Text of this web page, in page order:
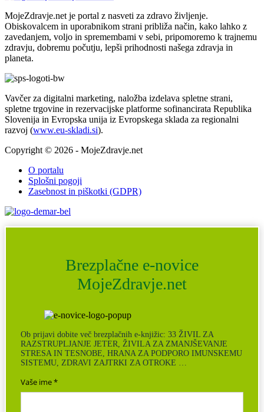
MojeZdravje.net je portal z nasveti za zdravo življenje.
Obiskovalcem in uporabnikom strani približa način, kako lahko z
zavedanjem, voljo in spremembami v sebi, pripomoremo k trajnemu
zdravju, dobremu počutju, lepši prihodnosti našega zdravja in
planeta.
Vavčer za digitalni marketing, naložba izdelava spletne strani,
spletne trgovine in rezervacijske platforme sofinancirata Republika
Slovenija in Evropska unija iz Evropskega sklada za regionalni
razvoj (www.eu-skladi.si).
Copyright © 2026 - MojeZdravje.net
O portalu
Splošni pogoji
Zasebnost in piškotki (GDPR)
Brezplačne e-novice
MojeZdravje.net
Ob prijavi dobite več brezplačnih e-knjižic: 33 ŽIVIL ZA
RAZSTRUPLJANJE JETER, ŽIVILA ZA ZMANJŠEVANJE
STRESA IN TESNOBE, HRANA ZA PODPORO IMUNSKEMU
SISTEMU, ZDRAVI ZAJTRKI ZA OTROKE …
Vaše ime